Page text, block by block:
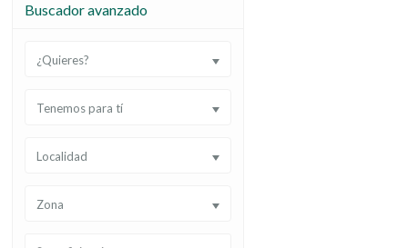
Buscador avanzado
¿Quieres?
Tenemos para tí
Localidad
Zona